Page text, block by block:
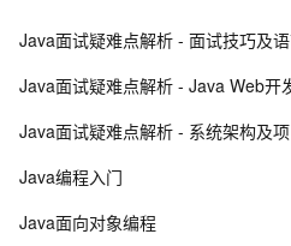
8 Java程序利用main函数中args参
破 1 万次！
102. Java中的垃圾收集 - GC参考手
Java面试疑难点解析 - 面试技巧及
Java面试疑难点解析 - Java Web开
Java面试疑难点解析 - 系统架构及
Java编程入门
Java面向对象编程